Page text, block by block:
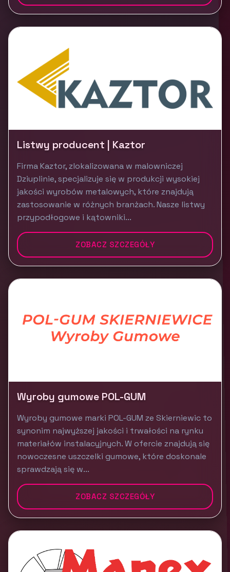
Listwy producent | Kaztor
Firma Kaztor, zlokalizowana w malowniczej
Dziuplinie, specjalizuje się w produkcji wysokiej
jakości wyrobów metalowych, które znajdują
zastosowanie w różnych branżach. Nasze listwy
przypodłogowe i kątowniki...
ZOBACZ SZCZEGÓŁY
Wyroby gumowe POL-GUM
Wyroby gumowe marki POL-GUM ze Skierniewic to
synonim najwyższej jakości i trwałości na rynku
materiałów instalacyjnych. W ofercie znajdują się
nowoczesne uszczelki gumowe, które doskonale
sprawdzają się w...
ZOBACZ SZCZEGÓŁY